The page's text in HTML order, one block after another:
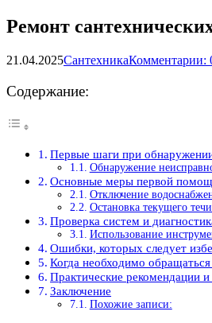
Ремонт
21.04.2025СантехникаКомментарии:
Содержание:
Первые шаги при
Обнаружение
Основные меры первой
Отключение
Остановка текущего
Проверка систем и
Использование
Ошибки, которых следует
Когда необходимо
Практические рекомендации
Заключение
Похожие записи: